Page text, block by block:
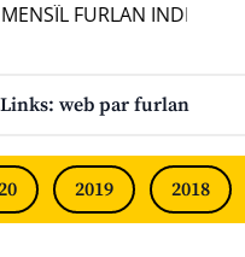
FURLAN
Links: web par furlan
2019 2018